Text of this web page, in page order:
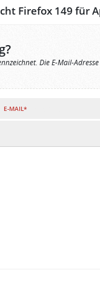
Firefox 149 für
Die E-Mail-
E-MAIL*